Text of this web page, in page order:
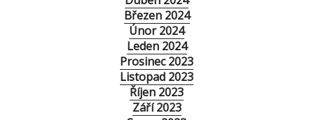
Březen 2024
Únor 2024
Leden 2024
Prosinec 2023
Listopad 2023
Říjen 2023
Září 2023